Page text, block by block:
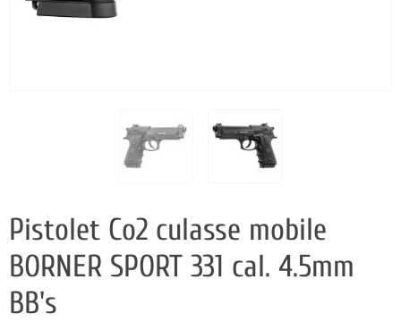
Pistolet Co2 culasse mobile
BORNER SPORT 331 cal. 4.5mm
BB's